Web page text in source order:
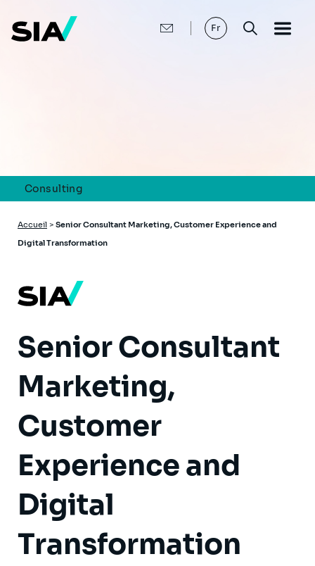
contenu
principal
Fr
Consulting
Fil
d'Ariane
Accueil > Senior Consultant Marketing, Customer Experience and
Digital Transformation
Senior Consultant
Marketing,
Customer
Experience and
Digital
Transformation